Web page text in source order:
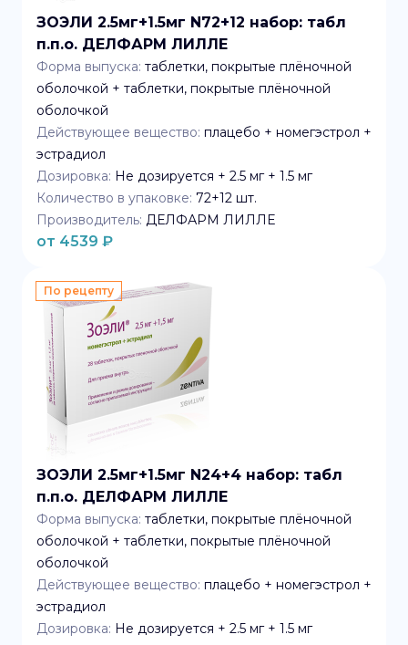
ЗОЭЛИ 2.5мг+1.5мг N72+12 набор: табл
п.п.о. ДЕЛФАРМ ЛИЛЛЕ
Форма выпуска: таблетки, покрытые плёночной
оболочкой + таблетки, покрытые плёночной
оболочкой
Действующее вещество: плацебо + номегэстрол +
эстрадиол
Дозировка: Не дозируется + 2.5 мг + 1.5 мг
Количество в упаковке: 72+12 шт.
Производитель: ДЕЛФАРМ ЛИЛЛЕ
от 4539 ₽
По рецепту
ЗОЭЛИ 2.5мг+1.5мг N24+4 набор: табл
п.п.о. ДЕЛФАРМ ЛИЛЛЕ
Форма выпуска: таблетки, покрытые плёночной
оболочкой + таблетки, покрытые плёночной
оболочкой
Действующее вещество: плацебо + номегэстрол +
эстрадиол
Дозировка: Не дозируется + 2.5 мг + 1.5 мг